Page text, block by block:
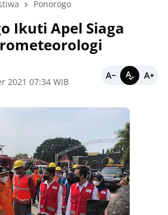
Ponorogo
Ikuti Apel Siaga
2021 07:34 WIB